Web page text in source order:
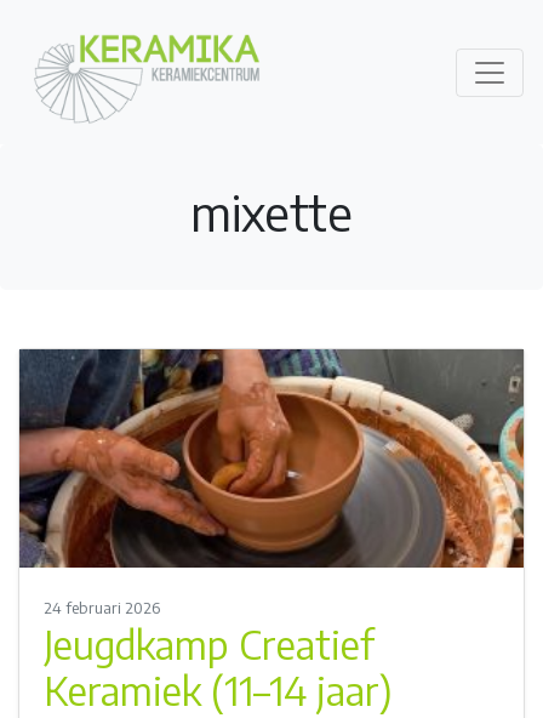
mixette
24 februari 2026
Jeugdkamp Creatief
Keramiek (11–14 jaar)